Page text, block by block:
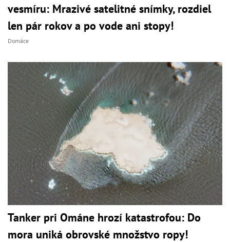
vesmíru: Mrazivé satelitné snímky, rozdiel
len pár rokov a po vode ani stopy!
Domáce
Tanker pri Ománe hrozí katastrofou: Do
mora uniká obrovské množstvo ropy!